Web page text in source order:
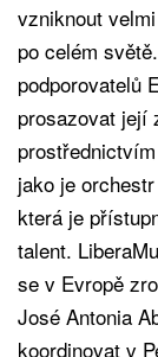
vzniknout
po celém
podporovatelů
prosazovat její
jako je
která je
talent.
se v Evropě
José Antonia
koordinovat v